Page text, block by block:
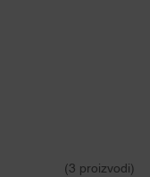
(3 proizvodi)